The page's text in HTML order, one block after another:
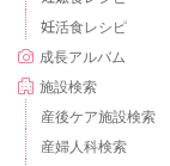
妊活食レシピ
成長アルバム
施設検索
産後ケア施設検索
産婦人科検索